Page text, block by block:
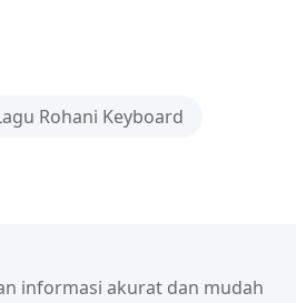
Rohani Keyboard
informasi akurat dan mudah